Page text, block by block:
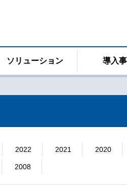
ソリューション 導入
2022 2021 2020
2008